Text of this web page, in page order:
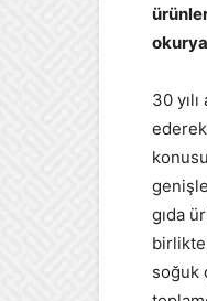
30
ederek
gıda
soğuk